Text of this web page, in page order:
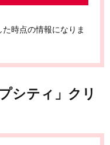
時点の情報になりま
シティ」クリ